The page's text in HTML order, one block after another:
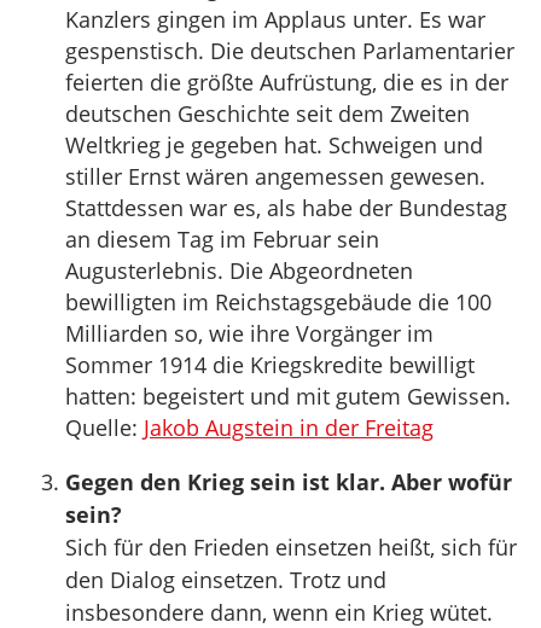
Kanzlers gingen im Applaus unter. Es war
gespenstisch. Die deutschen Parlamentarier
feierten die größte Aufrüstung, die es in der
deutschen Geschichte seit dem Zweiten
Weltkrieg je gegeben hat. Schweigen und
stiller Ernst wären angemessen gewesen.
Stattdessen war es, als habe der Bundestag
an diesem Tag im Februar sein
Augusterlebnis. Die Abgeordneten
bewilligten im Reichstagsgebäude die 100
Milliarden so, wie ihre Vorgänger im
Sommer 1914 die Kriegskredite bewilligt
hatten: begeistert und mit gutem Gewissen.
Quelle: Jakob Augstein in der Freitag
Gegen den Krieg sein ist klar. Aber wofür
sein?
Sich für den Frieden einsetzen heißt, sich für
den Dialog einsetzen. Trotz und
insbesondere dann, wenn ein Krieg wütet.